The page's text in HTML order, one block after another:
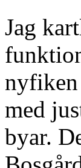
Jag
nyfiken
med
byar.